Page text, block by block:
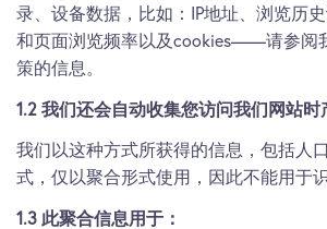
录、设备数据，比如：IP地址、浏览历
和页面浏览频率以及cookies——请参阅
策的信息。
1.2 我们还会自动收集您访问我们网站时
我们以这种方式所获得的信息，包括人
式，仅以聚合形式使用，因此不能用于
1.3 此聚合信息用于：